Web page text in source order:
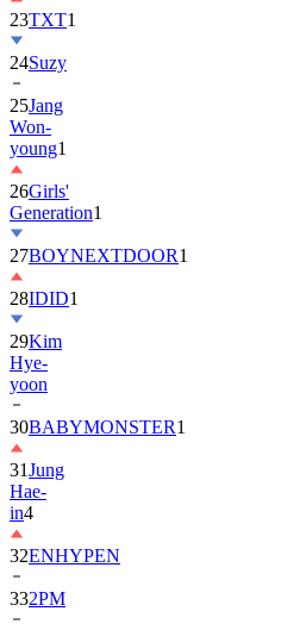
23TXT1
24Suzy
25Jang
Won-
young1
26Girls'
Generation1
27BOYNEXTDOOR1
28IDID1
29Kim
Hye-
yoon
30BABYMONSTER1
31Jung
Hae-
in4
32ENHYPEN
332PM